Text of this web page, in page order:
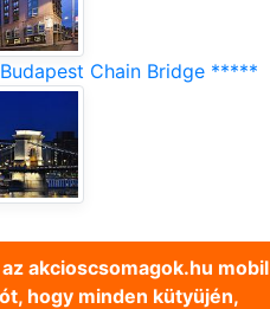
Chain Bridge *****
akcioscsomagok.hu mobil
hogy minden kütyüjén,